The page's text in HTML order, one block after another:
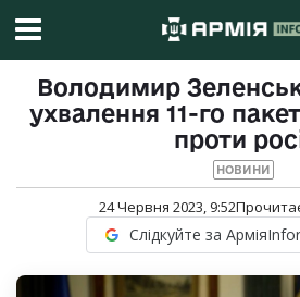
Володимир
ухвалення 11-го
проти
НОВИНИ
24 Червня 2023, 9:52
Слідкуйте за